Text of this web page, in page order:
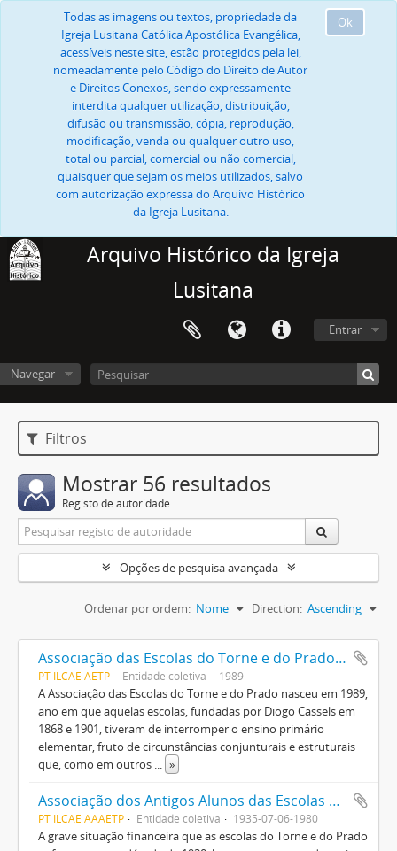
Ok
Todas as imagens ou textos, propriedade da
Igreja Lusitana Católica Apostólica Evangélica,
acessíveis neste site, estão protegidos pela lei,
nomeadamente pelo Código do Direito de Autor
e Direitos Conexos, sendo expressamente
interdita qualquer utilização, distribuição,
difusão ou transmissão, cópia, reprodução,
modificação, venda ou qualquer outro uso,
total ou parcial, comercial ou não comercial,
quaisquer que sejam os meios utilizados, salvo
com autorização expressa do Arquivo Histórico
da Igreja Lusitana.
Arquivo Histórico da Igreja
Lusitana
Entrar
Navegar
Filtros
Mostrar 56 resultados
Registo de autoridade
Opções de pesquisa avançada
Ordenar por ordem: Nome Direction: Ascending
Associação das Escolas do Torne e do Prado. 1989-
PT ILCAE AETP Entidade coletiva 1989-
A Associação das Escolas do Torne e do Prado nasceu em 1989,
ano em que aquelas escolas, fundadas por Diogo Cassels em
1868 e 1901, tiveram de interromper o ensino primário
elementar, fruto de circunstâncias conjunturais e estruturais
que, como em outros ... »
Associação dos Antigos Alunos das Escolas do Torne e do Prado. 1935-1980
PT ILCAE AAAETP Entidade coletiva 1935-07-06-1980
A grave situação financeira que as escolas do Torne e do Prado